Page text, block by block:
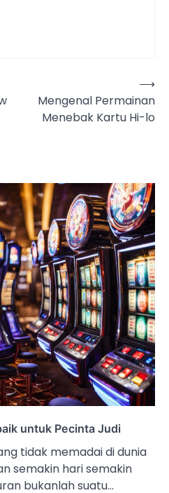
Mengenal Permainan
Menebak Kartu Hi-lo
⟶
untuk Pecinta Judi
tidak memadai di dunia
semakin hari semakin
bukanlah suatu…